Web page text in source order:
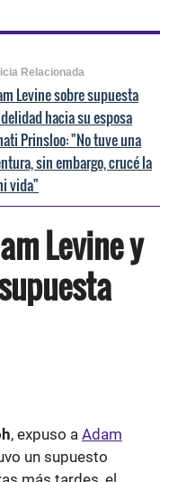
Relacionada
Levine sobre supuesta
hacia su esposa
Prinsloo: "No tuve una
sin embargo, crucé la
vida"
Levine y
, expuso a Adam
un supuesto